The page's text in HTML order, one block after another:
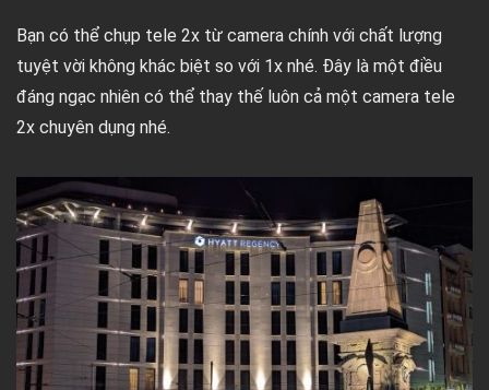
Bạn có thể chụp tele 2x từ camera chính với chất lượng
tuyệt vời không khác biệt so với 1x nhé. Đây là một điều
đáng ngạc nhiên có thể thay thế luôn cả một camera tele
2x chuyên dụng nhé.